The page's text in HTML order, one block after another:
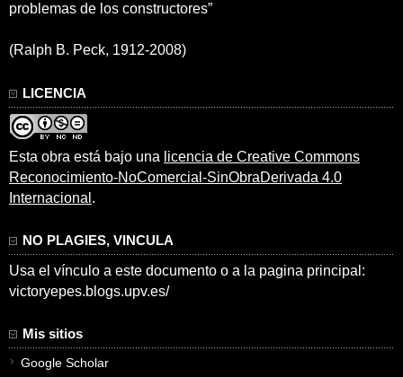
problemas de los constructores”
(Ralph B. Peck, 1912-2008)
LICENCIA
Esta obra está bajo una licencia de Creative Commons
Reconocimiento-NoComercial-SinObraDerivada 4.0
Internacional .
NO PLAGIES, VINCULA
Usa el vínculo a este documento o a la pagina principal:
victoryepes.blogs.upv.es/
Mis sitios
Google Scholar